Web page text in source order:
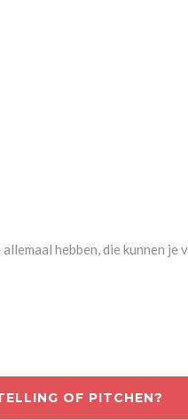
hebben, die kunnen
OF PITCHEN?